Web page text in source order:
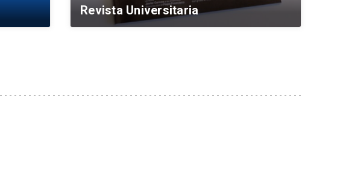
Revista Universitaria